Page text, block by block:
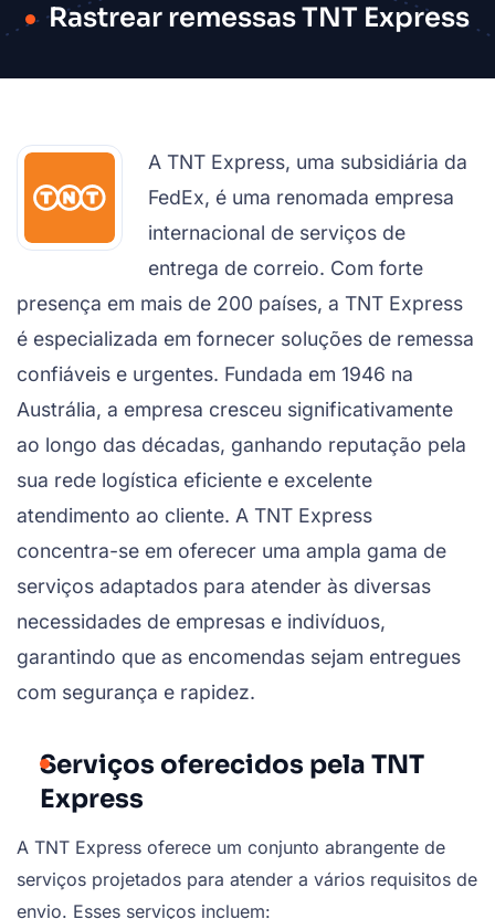
Rastrear remessas TNT Express
A TNT Express, uma subsidiária da
FedEx, é uma renomada empresa
internacional de serviços de
entrega de correio. Com forte
presença em mais de 200 países, a TNT Express
é especializada em fornecer soluções de remessa
confiáveis e urgentes. Fundada em 1946 na
Austrália, a empresa cresceu significativamente
ao longo das décadas, ganhando reputação pela
sua rede logística eficiente e excelente
atendimento ao cliente. A TNT Express
concentra-se em oferecer uma ampla gama de
serviços adaptados para atender às diversas
necessidades de empresas e indivíduos,
garantindo que as encomendas sejam entregues
com segurança e rapidez.
Serviços oferecidos pela TNT
Express
A TNT Express oferece um conjunto abrangente de
serviços projetados para atender a vários requisitos de
envio. Esses serviços incluem: